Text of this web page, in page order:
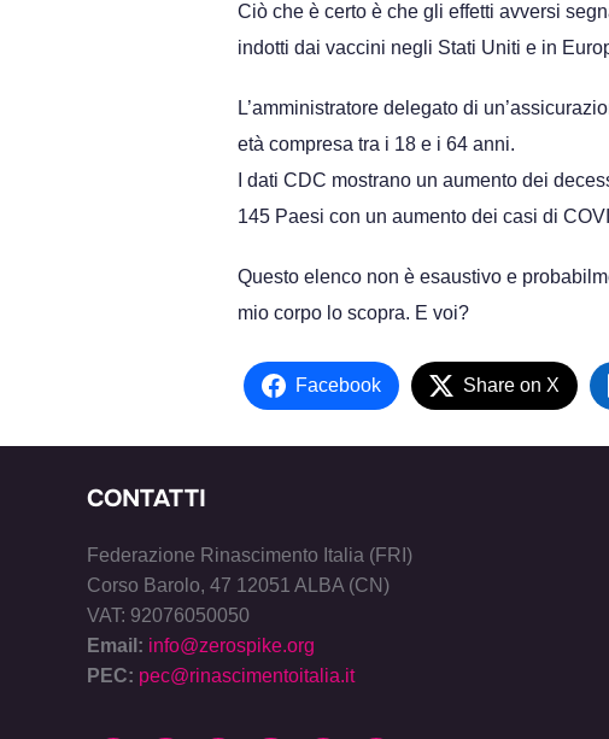
Ciò che è certo è che gli effetti avversi
indotti dai vaccini negli Stati Uniti e in
L’amministratore delegato di
età compresa tra i 18 e i 64 anni.
I dati CDC mostrano un aumento dei
145 Paesi con un aumento dei casi di
Questo elenco non è esaustivo e
mio corpo lo scopra. E voi?
Facebook Share on X
CONTATTI
Federazione Rinascimento Italia (FRI)
Corso Barolo, 47 12051 ALBA (CN)
VAT: 92076050050
Email: info@zerospike.org
PEC: pec@rinascimentoitalia.it